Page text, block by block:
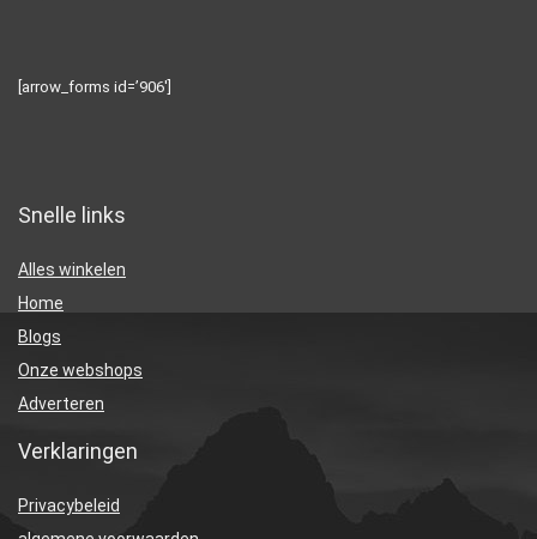
[arrow_forms id=’906′]
Snelle links
Alles winkelen
Home
Blogs
Onze webshops
Adverteren
Verklaringen
Privacybeleid